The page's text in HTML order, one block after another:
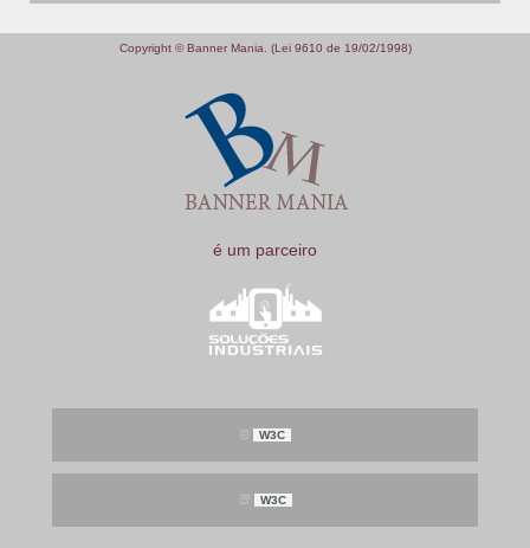
Copyright © Banner Mania. (Lei 9610 de 19/02/1998)
é um parceiro
W3C
W3C